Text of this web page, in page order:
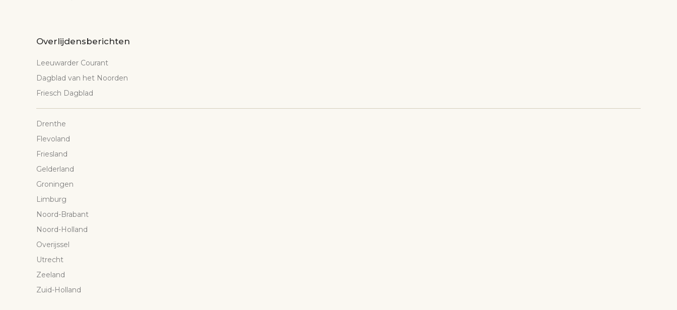
Overlijdensberichten
Leeuwarder Courant
Dagblad van het Noorden
Friesch Dagblad
Drenthe
Flevoland
Friesland
Gelderland
Groningen
Limburg
Noord-Brabant
Noord-Holland
Overijssel
Utrecht
Zeeland
Zuid-Holland